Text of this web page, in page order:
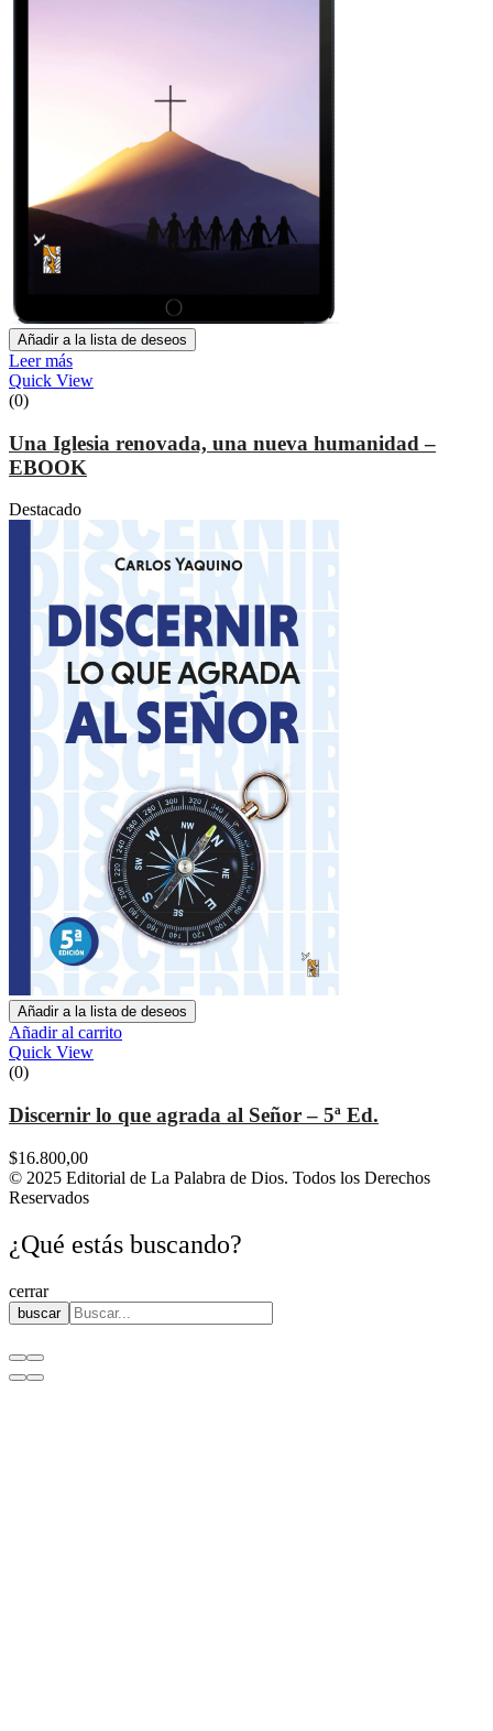
Añadir a la lista de deseos
Leer más
Quick View
(0)
Una Iglesia renovada, una nueva humanidad –
EBOOK
Destacado
Añadir a la lista de deseos
Añadir al carrito
Quick View
(0)
Discernir lo que agrada al Señor – 5ª Ed.
$16.800,00
© 2025 Editorial de La Palabra de Dios. Todos los Derechos
Reservados
¿Qué estás buscando?
cerrar
buscar